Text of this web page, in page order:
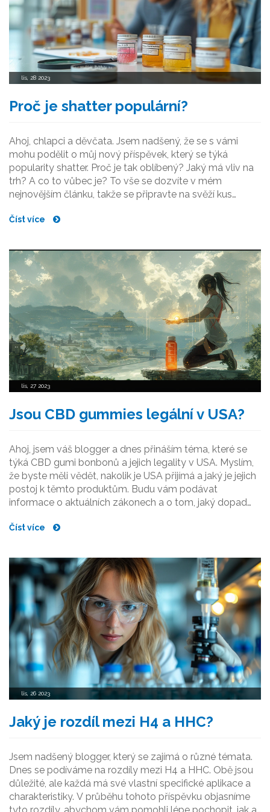
lis, 28 2023
Proč je shatter populární?
Ahoj, chlapci a děvčata. Jsem nadšený, že se s vámi
mohu podělit o můj nový příspěvek, který se týká
popularity shatter. Proč je tak oblíbený? Jaký má vliv na
trh? A co to vůbec je? To vše se dozvíte v mém
nejnovějším článku, takže se připravte na svěží kus
Číst více
lis, 27 2023
Jsou CBD gummies legální v USA?
Ahoj, jsem váš blogger a dnes přináším téma, které se
týká CBD gumi bonbonů a jejich legality v USA. Myslím,
že byste měli vědět, nakolik je USA přijímá a jaký je jejich
postoj k těmto produktům. Budu vám podávat
informace o aktuálních zákonech a o tom, jaký dopad
velmi diskutovanou a já se pokusím na ni odpovědět co
Číst více
lis, 26 2023
Jaký je rozdíl mezi H4 a HHC?
Jsem nadšený blogger, který se zajímá o různé témata.
Dnes se podíváme na rozdíly mezi H4 a HHC. Obě jsou
důležité, ale každá má své vlastní specifické aplikace a
charakteristiky. V průběhu tohoto příspěvku objasníme
tyto rozdíly, abychom vám pomohli lépe pochopit, jak a